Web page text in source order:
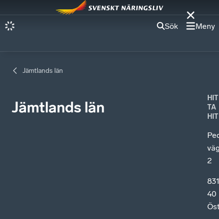
Sök Meny
Jämtlands län
Jämtlands län
HIT
TA
HIT
2
831
40